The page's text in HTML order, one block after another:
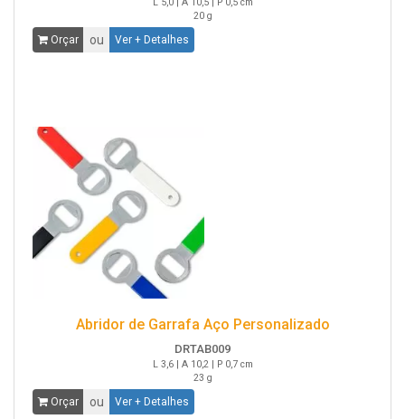
20 g
Orçar ou Ver + Detalhes
Abridor de Garrafa Aço Personalizado
DRTAB009
L 3,6 | A 10,2 | P 0,7 cm
23 g
Orçar ou Ver + Detalhes